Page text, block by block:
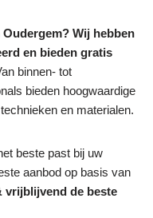
Wij hebben
en bieden gratis
binnen- tot
bieden hoogwaardige
en materialen.
beste past bij uw
aanbod op basis van
vrijblijvend de beste